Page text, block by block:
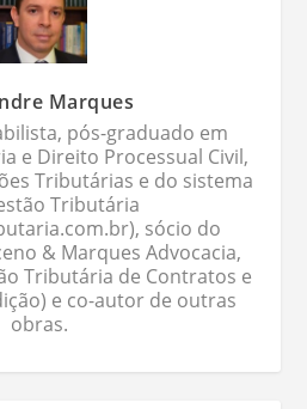
Marques
pós-graduado em
e Direito Processual Civil,
Tributárias e do sistema
Tributária
sócio do
& Marques Advocacia,
Tributária de Contratos e
e co-autor de outras
obras.